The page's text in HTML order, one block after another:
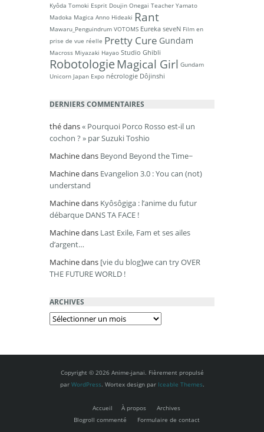
Kyôda Tomoki Esprit Doujin Onegai Teacher Yamato
Madoka Magica Anno Hideaki Rant
Mawaru_Penguindrum VOTOMS Eureka seveN Film en
prise de vue réelle Pretty Cure Gundam
Macross Miyazaki Hayao Studio Ghibli
RobotologieMagical Girl Gundam
Unicorn Japan Expo nécrologie Dôjinshi
DERNIERS COMMENTAIRES
thédans« Pourquoi Porco Rosso est-il un
cochon ? » par Suzuki Toshio
Machinedans Beyond Beyond the Time~
Machinedans Evangelion 3.0 : You can (not)
understand
Machinedans Kyôsôgiga : l’anime du futur
débarque DANS TA FACE !
Machinedans Last Exile, Fam et ses ailes
d’argent…
Machinedans [vie du blog]we can try OVER
THE FUTURE WORLD !
ARCHIVES
Archives
Copyright © 2026 Anime-janai. Fièrement propulsé
par WordPress. Wortex design par Iceable Themes.
Accueil À propos
Archives
Blogroll commenté
Formulaire de contact